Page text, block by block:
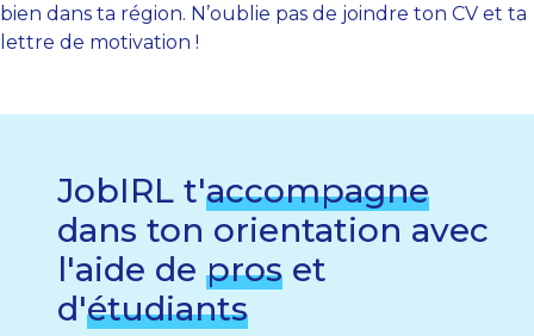
bien dans ta région. N’oublie pas de joindre ton CV et ta
lettre de motivation !
JobIRL t'accompagne
dans ton orientation avec
l'aide de pros et
d'étudiants